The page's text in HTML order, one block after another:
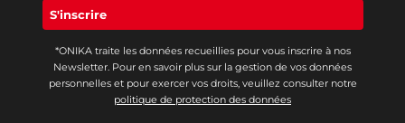
*ONIKA traite les données recueillies pour vous inscrire à nos
Newsletter. Pour en savoir plus sur la gestion de vos données
personnelles et pour exercer vos droits, veuillez consulter notre
politique de protection des données